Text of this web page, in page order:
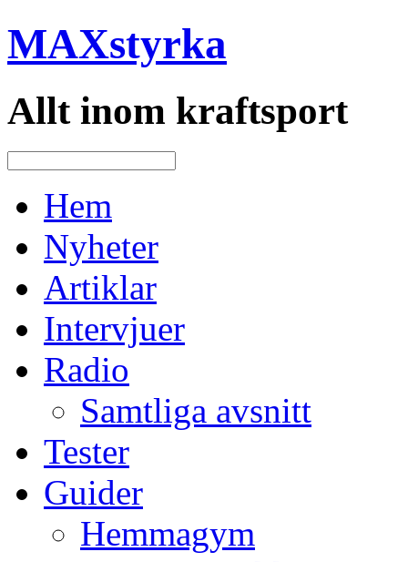
MAXstyrka
Allt inom kraftsport
Hem
Nyheter
Artiklar
Intervjuer
Radio
Samtliga avsnitt
Tester
Guider
Hemmagym